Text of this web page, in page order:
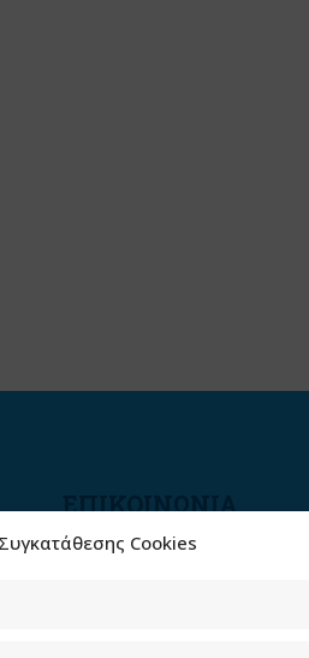
Cookies
ΕΠΙΚΟΙΝΩΝΙΑ
Φραγκούδη 11 & Αλεξάνδρου